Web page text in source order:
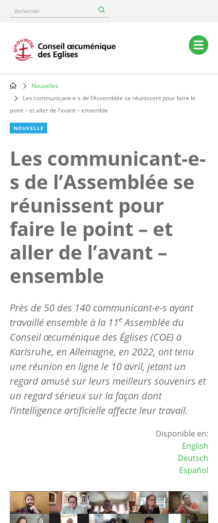
content
Rechercher
Main
navigation
Breadcrumb
Nouvelles
Les communicant-e-s de l’Assemblée se réunissent pour faire le
point – et aller de l’avant – ensemble
NOUVELLE
Les communicant-e-
s de l’Assemblée se
réunissent pour
faire le point – et
aller de l’avant –
ensemble
Près de 50 des 140 communicant-e-s ayant
travaillé ensemble à la 11e Assemblée du
Conseil œcuménique des Églises (COE) à
Karlsruhe, en Allemagne, en 2022, ont tenu
une réunion en ligne le 10 avril, jetant un
regard amusé sur leurs meilleurs souvenirs et
un regard sérieux sur la façon dont
l’intelligence artificielle affecte leur travail.
Disponible en:
English
Deutsch
Español
Image